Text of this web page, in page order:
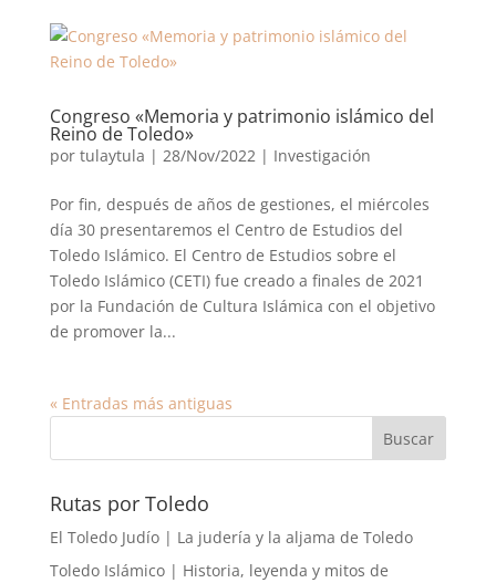
Congreso «Memoria y patrimonio islámico del
Reino de Toledo»
por tulaytula | 28/Nov/2022| Investigación
Por fin, después de años de gestiones, el miércoles
día 30 presentaremos el Centro de Estudios del
Toledo Islámico. El Centro de Estudios sobre el
Toledo Islámico (CETI) fue creado a finales de 2021
por la Fundación de Cultura Islámica con el objetivo
de promover la...
« Entradas más antiguas
Rutas por Toledo
El Toledo Judío | La judería y la aljama de Toledo
Toledo Islámico | Historia, leyenda y mitos de